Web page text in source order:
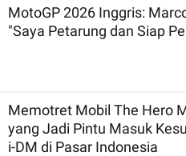
MotoGP 2026 Inggris:
"Saya Petarung dan Siap
Memotret Mobil The Hero
yang Jadi Pintu Masuk
i-DM di Pasar Indonesia